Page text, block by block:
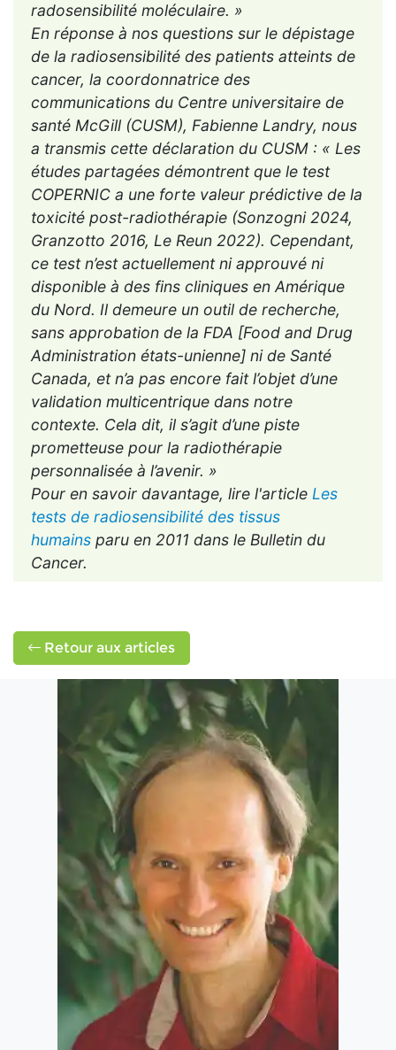
radosensibilité moléculaire. »
En réponse à nos questions sur le dépistage
de la radiosensibilité des patients atteints de
cancer, la coordonnatrice des
communications du Centre universitaire de
santé McGill (CUSM), Fabienne Landry, nous
a transmis cette déclaration du CUSM : « Les
études partagées démontrent que le test
COPERNIC a une forte valeur prédictive de la
toxicité post-radiothérapie (Sonzogni 2024,
Granzotto 2016, Le Reun 2022). Cependant,
ce test n’est actuellement ni approuvé ni
disponible à des fins cliniques en Amérique
du Nord. Il demeure un outil de recherche,
sans approbation de la FDA [Food and Drug
Administration états-unienne] ni de Santé
Canada, et n’a pas encore fait l’objet d’une
validation multicentrique dans notre
contexte. Cela dit, il s’agit d’une piste
prometteuse pour la radiothérapie
personnalisée à l’avenir. »
Pour en savoir davantage, lire l'article Les
tests de radiosensibilité des tissus
humains paru en 2011 dans le Bulletin du
Cancer.
Retour aux articles